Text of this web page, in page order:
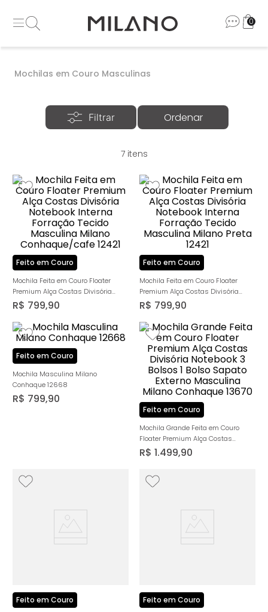
0
Mochilas em Couro Masculinas
7
Feito em Couro
Mochila Feita em Couro Floater
Premium Alça Costas Divisória
Notebook Interna Forração Tecido
Masculina Milano Conhaque/cafe
12421
R$ 799,90
Feito em Couro
Mochila Feita em Couro Floater
Premium Alça Costas Divisória
Notebook Interna Forração Tecido
R$ 799,90
Feito em Couro
Mochila Masculina Milano
Conhaque 12668
R$ 799,90
Feito em Couro
Mochila Grande Feita em Couro
Floater Premium Alça Costas
Divisória Notebook 3 Bolsos 1 Bolso
Sapato Externo Masculina Milano
R$ 1.499,90
Feito em Couro Feito em Couro